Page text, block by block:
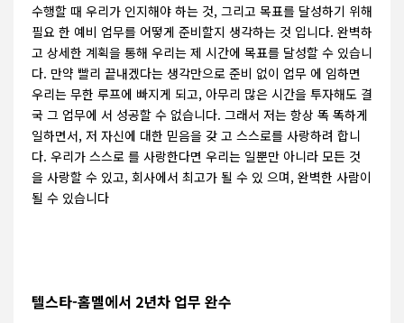
수행할 때 우리가 인지해야 하는 것, 그리고 목표를 달성하기 위해
필요 한 예비 업무를 어떻게 준비할지 생각하는 것 입니다. 완벽하
고 상세한 계획을 통해 우리는 제 시간에 목표를 달성할 수 있습니
다. 만약 빨리 끝내겠다는 생각만으로 준비 없이 업무 에 임하면
우리는 무한 루프에 빠지게 되고, 아무리 많은 시간을 투자해도 결
국 그 업무에 서 성공할 수 없습니다. 그래서 저는 항상 똑 똑하게
일하면서, 저 자신에 대한 믿음을 갖 고 스스로를 사랑하려 합니
다. 우리가 스스로 를 사랑한다면 우리는 일뿐만 아니라 모든 것
을 사랑할 수 있고, 회사에서 최고가 될 수 있 으며, 완벽한 사람이
될 수 있습니다
텔스타-홈멜에서 2년차 업무 완수